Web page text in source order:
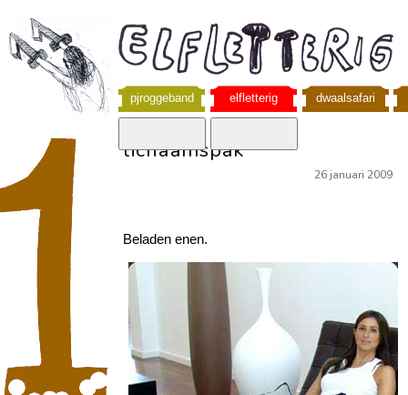
pjroggeband elfletterig dwaalsafari
lichaamspak
26 januari 2009
Beladen enen.